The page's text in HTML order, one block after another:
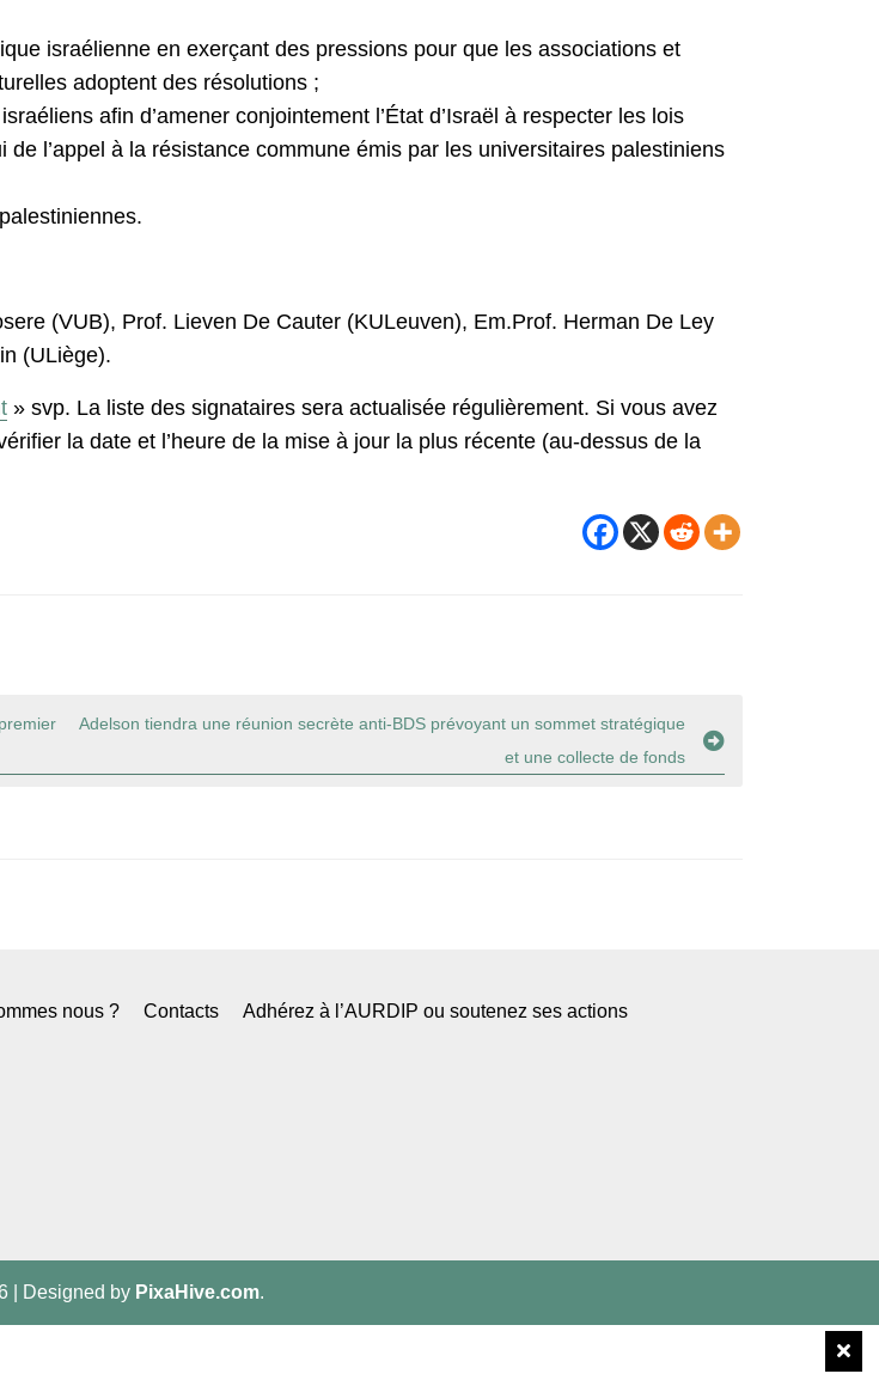
israélienne en exerçant des pressions pour que les associations et
adoptent des résolutions ;
afin d’amener conjointement l’État d’Israël à respecter les lois
l’appel à la résistance commune émis par les universitaires palestiniens
(VUB), Prof. Lieven De Cauter (KULeuven), Em.Prof. Herman De Ley
(ULiège).
» svp. La liste des signataires sera actualisée régulièrement. Si vous avez
la date et l’heure de la mise à jour la plus récente (au-dessus de la
Adelson tiendra une réunion secrète anti-BDS prévoyant un sommet stratégique
et une collecte de fonds
nous ? Contacts Adhérez à l’AURDIP ou soutenez ses actions
Designed by PixaHive.com.